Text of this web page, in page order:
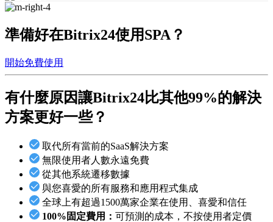
準備好在Bitrix24使用SPA？
開始免費使用
有什麼原因讓Bitrix24比其他99%的解決
方案更好一些？
取代所有當前的SaaS解決方案
無限使用者人數永遠免費
從其他系統遷移數據
與您喜愛的所有服務和應用程式集成
全球上有超過1500萬家企業在使用、喜愛和信任
100%固定費用： 可預測的成本，不按使用者定價